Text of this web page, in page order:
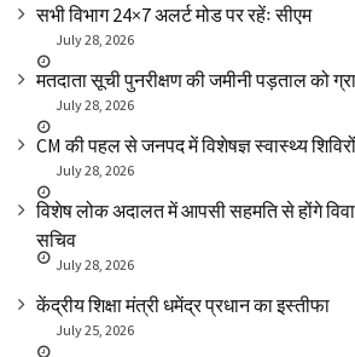
सभी विभाग 24×7 अलर्ट मोड पर रहेंः सीएम
July 28, 2026
मतदाता सूची पुनरीक्षण की जमीनी पड़ताल को
July 28, 2026
CM की पहल से जनपद में विशेषज्ञ स्वास्थ्य
July 28, 2026
विशेष लोक अदालत में आपसी सहमति से होंगे
सचिव
July 28, 2026
केंद्रीय शिक्षा मंत्री धमेंद्र प्रधान का इस्तीफा
July 25, 2026